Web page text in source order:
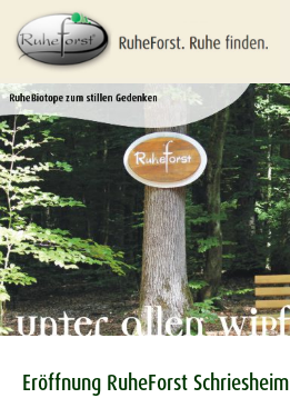
Eröffnung RuheForst Schriesheim